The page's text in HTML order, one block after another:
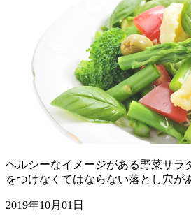
ヘルシーなイメージがある野菜サラ
をつけなくてはならない落とし穴が
2019年10月01日